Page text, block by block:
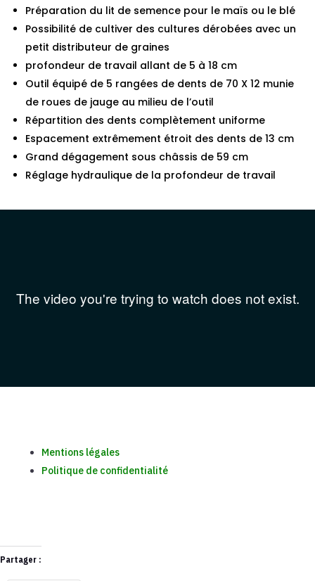
Préparation du lit de semence pour le maïs ou le blé
Possibilité de cultiver des cultures dérobées avec un
petit distributeur de graines
profondeur de travail allant de 5 à 18 cm
Outil équipé de 5 rangées de dents de 70 X 12 munie
de roues de jauge au milieu de l’outil
Répartition des dents complètement uniforme
Espacement extrêmement étroit des dents de 13 cm
Grand dégagement sous châssis de 59 cm
Réglage hydraulique de la profondeur de travail
Mentions légales
Politique de confidentialité
Partager :